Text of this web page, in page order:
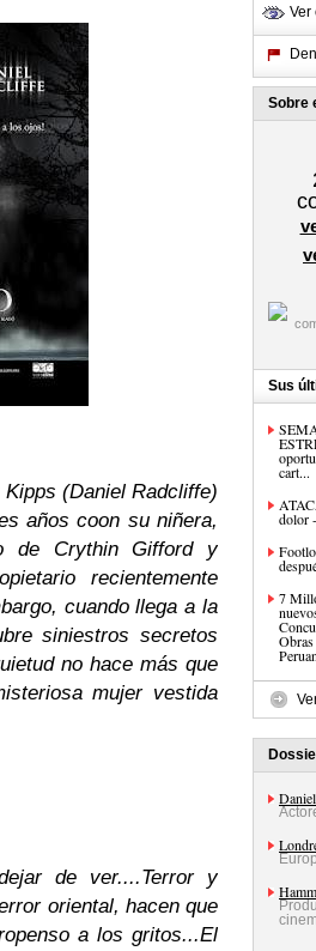
(Daniel Radcliffe)
años coon su niñera,
de Crythin Gifford y
recientemente
cuando llega a la
siniestros secretos
no hace más que
mujer vestida
de ver....Terror y
oriental, hacen que
a los gritos...El
Ver
Sobre
Sus
cart...
dolor
7